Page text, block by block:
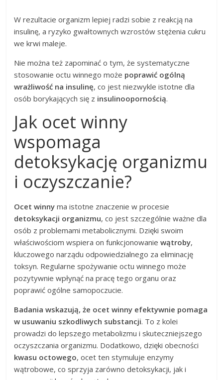
W rezultacie organizm lepiej radzi sobie z reakcją na
insulinę, a ryzyko gwałtownych wzrostów stężenia cukru
we krwi maleje.
Nie można też zapominać o tym, że systematyczne
stosowanie octu winnego może poprawić ogólną
wrażliwość na insulinę, co jest niezwykle istotne dla
osób borykających się z insulinoopornością.
Jak ocet winny
wspomaga
detoksykację organizmu
i oczyszczanie?
Ocet winny ma istotne znaczenie w procesie
detoksykacji organizmu, co jest szczególnie ważne dla
osób z problemami metabolicznymi. Dzięki swoim
właściwościom wspiera on funkcjonowaniewątroby,
kluczowego narządu odpowiedzialnego za eliminację
toksyn. Regularne spożywanie octu winnego może
pozytywnie wpłynąć na pracę tego organu oraz
poprawić ogólne samopoczucie.
Badania wskazują, że ocet winny efektywnie pomaga
w usuwaniu szkodliwych substancji. To z kolei
prowadzi do lepszego metabolizmu i skuteczniejszego
oczyszczania organizmu. Dodatkowo, dzięki obecności
kwasu octowego, ocet ten stymuluje enzymy
wątrobowe, co sprzyja zarówno detoksykacji, jak i